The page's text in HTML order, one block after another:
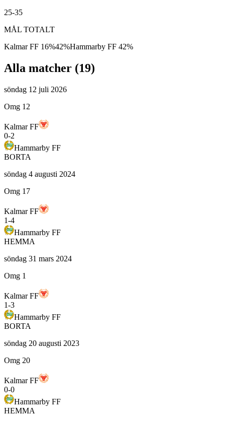
25-35
MÅL TOTALT
Kalmar FF 16%42%Hammarby FF 42%
Alla matcher (19)
söndag 12 juli 2026
Omg 12
Kalmar FF
0-2
Hammarby FF
BORTA
söndag 4 augusti 2024
Omg 17
Kalmar FF
1-4
Hammarby FF
HEMMA
söndag 31 mars 2024
Omg 1
Kalmar FF
1-3
Hammarby FF
BORTA
söndag 20 augusti 2023
Omg 20
Kalmar FF
0-0
Hammarby FF
HEMMA